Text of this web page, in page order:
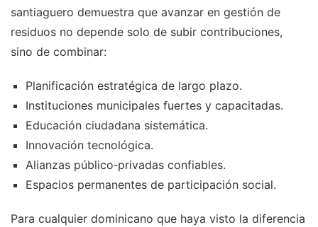
santiaguero demuestra que avanzar en gestión de
residuos no depende solo de subir contribuciones,
sino de combinar:
Planificación estratégica de largo plazo.
Instituciones municipales fuertes y capacitadas.
Educación ciudadana sistemática.
Innovación tecnológica.
Alianzas público‑privadas confiables.
Espacios permanentes de participación social.
Para cualquier dominicano que haya visto la diferencia